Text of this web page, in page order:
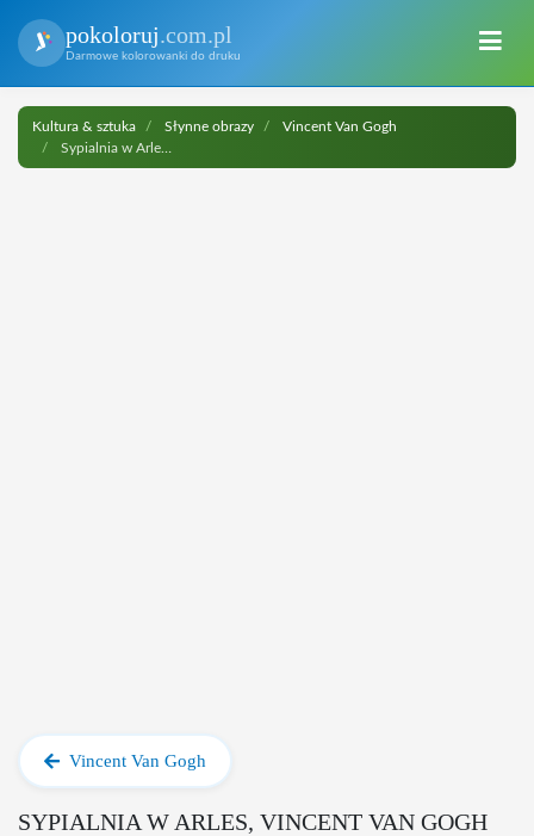
pokoloruj.com.pl
Darmowe kolorowanki do druku
Kultura & sztuka Słynne obrazy
Vincent Van Gogh
Sypialnia w Arles, Vincent van Gogh do druku
Vincent Van Gogh
SYPIALNIA W ARLES, VINCENT VAN GOGH